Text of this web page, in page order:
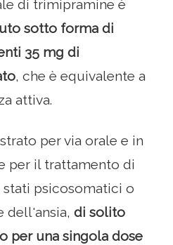
di trimipramine è
sotto forma di
35 mg di
, che è equivalente a
attiva.
per via orale e in
per il trattamento di
psicosomatici o
dell'ansia, di solito
per una singola dose